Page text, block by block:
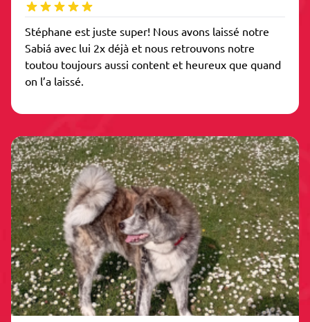
Stéphane est juste super! Nous avons laissé notre
Sabiá avec lui 2x déjà et nous retrouvons notre
toutou toujours aussi content et heureux que quand
on l’a laissé.